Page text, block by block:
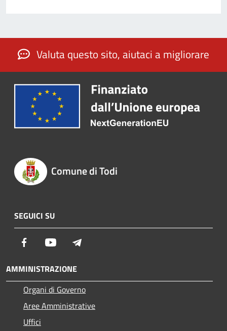
Valuta questo sito, aiutaci a migliorare
Comune di Todi
SEGUICI SU
Facebook Youtube
AMMINISTRAZIONE
Organi di Governo
Aree Amministrative
Uffici